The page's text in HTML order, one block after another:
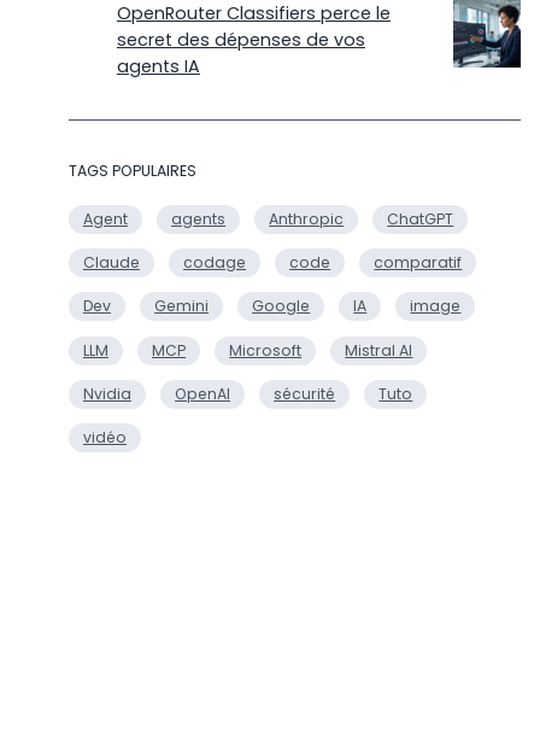
OpenRouter Classifiers perce le
secret des dépenses de vos
agents IA
TAGS POPULAIRES
Agent agents Anthropic ChatGPT
Claude codage code comparatif
Dev Gemini Google IA image
LLM MCP Microsoft Mistral AI
Nvidia OpenAI sécurité Tuto
vidéo